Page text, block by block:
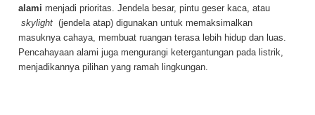
alami menjadi prioritas. Jendela besar, pintu geser kaca, atau
skylight (jendela atap) digunakan untuk memaksimalkan
masuknya cahaya, membuat ruangan terasa lebih hidup dan luas.
Pencahayaan alami juga mengurangi ketergantungan pada listrik,
menjadikannya pilihan yang ramah lingkungan.